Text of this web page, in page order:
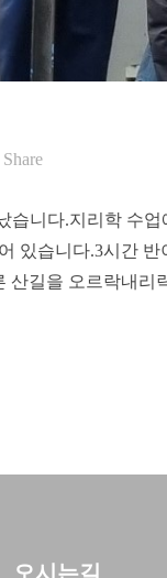
Share
습니다.지리학 수
있습니다.3시간
길을 오르락내리
오시는길